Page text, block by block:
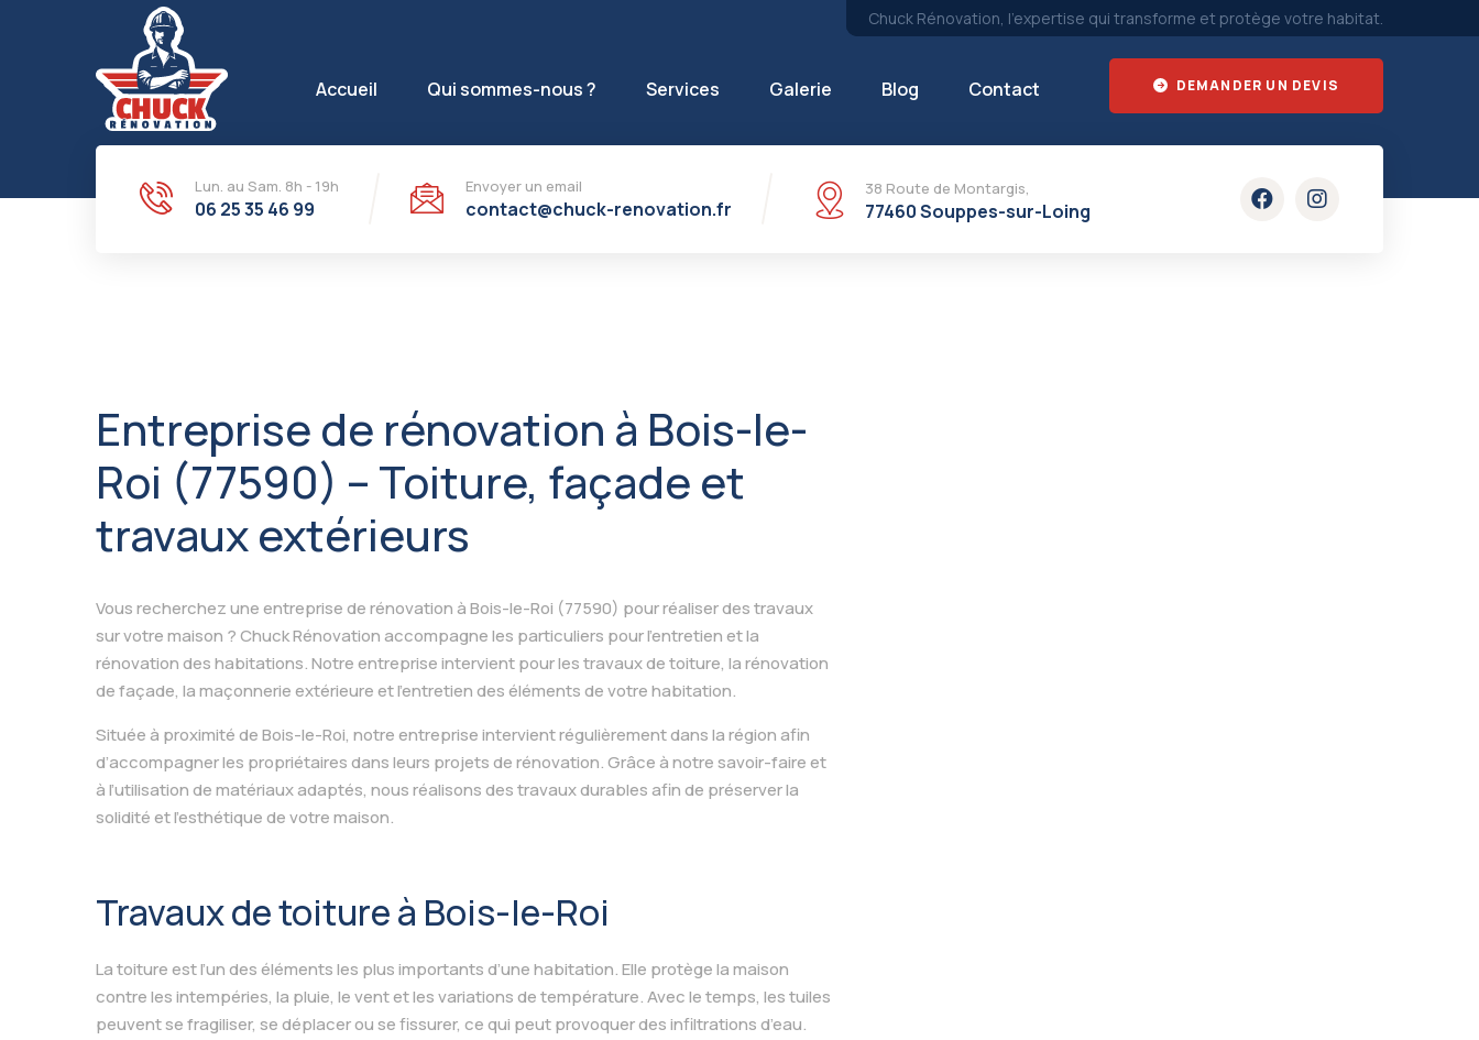
Chuck Rénovation, l’expertise qui transforme et protège votre habitat.
Accueil Qui sommes-nous ? Services Galerie Blog Contact DEMANDER UN DEVIS
Lun. au Sam. 8h - 19h
06 25 35 46 99‬
Envoyer un email
contact@chuck-renovation.fr
38 Route de Montargis,
77460 Souppes-sur-Loing
Entreprise de rénovation à Bois-le-
Roi (77590) – Toiture, façade et
travaux extérieurs
Vous recherchez une entreprise de rénovation à Bois-le-Roi (77590) pour réaliser des travaux
sur votre maison ? Chuck Rénovation accompagne les particuliers pour l’entretien et la
rénovation des habitations. Notre entreprise intervient pour les travaux de toiture, la rénovation
de façade, la maçonnerie extérieure et l’entretien des éléments de votre habitation.
Située à proximité de Bois-le-Roi, notre entreprise intervient régulièrement dans la région afin
d’accompagner les propriétaires dans leurs projets de rénovation. Grâce à notre savoir-faire et
à l’utilisation de matériaux adaptés, nous réalisons des travaux durables afin de préserver la
solidité et l’esthétique de votre maison.
Travaux de toiture à Bois-le-Roi
La toiture est l’un des éléments les plus importants d’une habitation. Elle protège la maison
contre les intempéries, la pluie, le vent et les variations de température. Avec le temps, les tuiles
peuvent se fragiliser, se déplacer ou se fissurer, ce qui peut provoquer des infiltrations d’eau.